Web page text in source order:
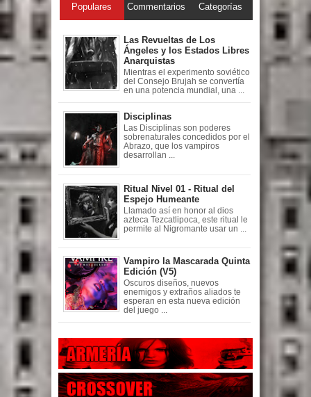
Populares Commentarios Categorías
Las Revueltas de Los
Ángeles y los Estados Libres
Anarquistas
Mientras el experimento soviético
del Consejo Brujah se convertía
en una potencia mundial, una ...
Disciplinas
Las Disciplinas son poderes
sobrenaturales concedidos por el
Abrazo, que los vampiros
desarrollan ...
Ritual Nivel 01 - Ritual del
Espejo Humeante
Llamado así en honor al dios
azteca Tezcatlipoca, este ritual le
permite al Nigromante usar un ...
Vampiro la Mascarada Quinta
Edición (V5)
Oscuros diseños, nuevos
enemigos y extraños aliados te
esperan en esta nueva edición
del juego ...